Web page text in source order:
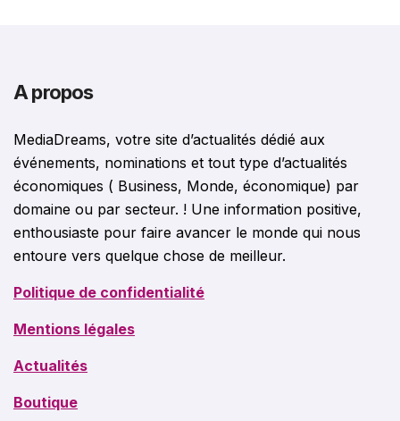
A propos
MediaDreams, votre site d’actualités dédié aux
événements, nominations et tout type d’actualités
économiques ( Business, Monde, économique) par
domaine ou par secteur. ! Une information positive,
enthousiaste pour faire avancer le monde qui nous
entoure vers quelque chose de meilleur.
Politique de confidentialité
Mentions légales
Actualités
Boutique